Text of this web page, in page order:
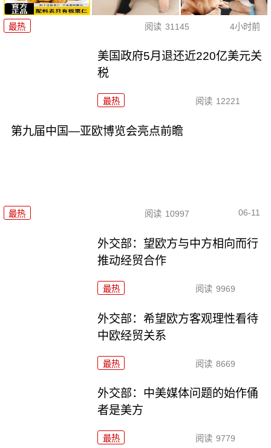
最热 阅读 31145 4小时前
美国政府5月退还近220亿美元关
税
最热 阅读 12221
第九届中国—亚欧博览会亮点前瞻
最热 阅读 10997 06-11
外交部：望欧方与中方相向而行
推动经贸合作
最热 阅读 9969
外交部：希望欧方客观理性看待
中欧经贸关系
最热 阅读 8669
外交部：中美媒体问题的始作俑
者是美方
最热 阅读 9779